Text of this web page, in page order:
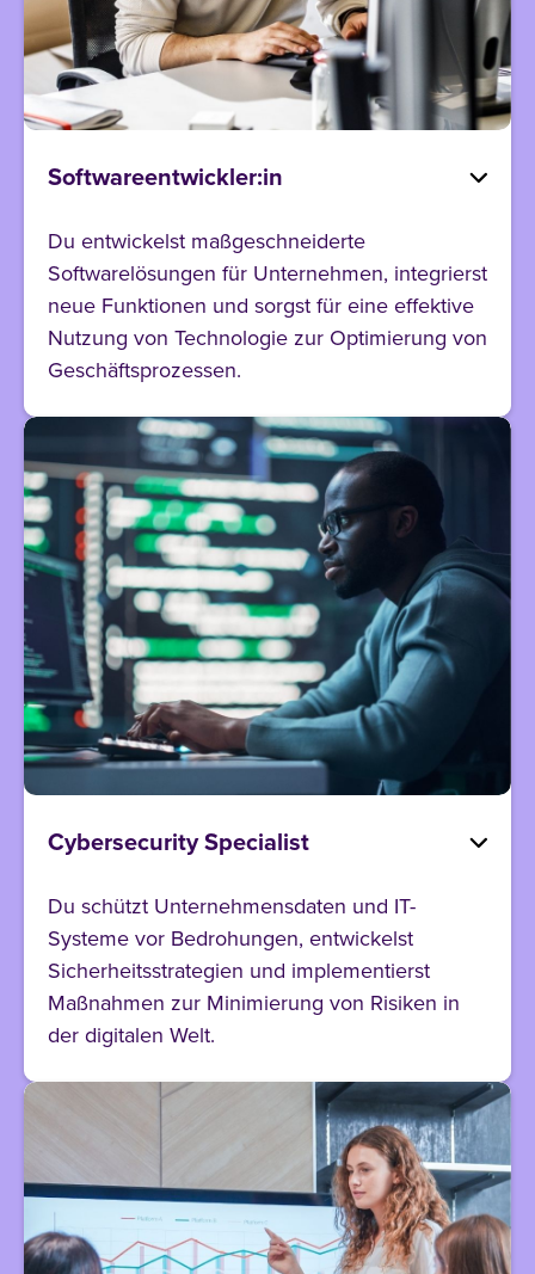
Softwareentwickler:in
Du entwickelst maßgeschneiderte
Softwarelösungen für Unternehmen, integrierst
neue Funktionen und sorgst für eine effektive
Nutzung von Technologie zur Optimierung von
Geschäftsprozessen.
Cybersecurity Specialist
Du schützt Unternehmensdaten und IT-
Systeme vor Bedrohungen, entwickelst
Sicherheitsstrategien und implementierst
Maßnahmen zur Minimierung von Risiken in
der digitalen Welt.